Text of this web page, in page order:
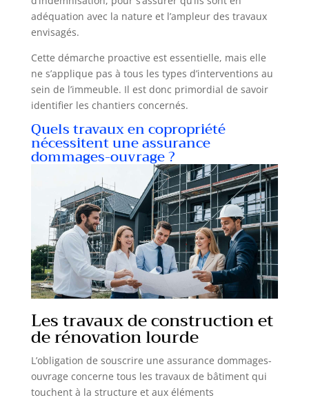
adéquation avec la nature et l’ampleur des travaux
envisagés.
Cette démarche proactive est essentielle, mais elle
ne s’applique pas à tous les types d’interventions au
sein de l’immeuble. Il est donc primordial de savoir
identifier les chantiers concernés.
Quels travaux en copropriété
nécessitent une assurance
dommages-ouvrage ?
Les travaux de construction et
de rénovation lourde
L’obligation de souscrire une assurance dommages-
ouvrage concerne tous les travaux de bâtiment qui
touchent à la structure et aux éléments